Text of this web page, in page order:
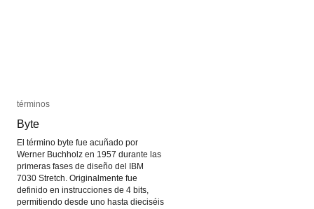
términos
Byte
El término byte fue acuñado por
Werner Buchholz en 1957 durante las
primeras fases de diseño del IBM
7030 Stretch. Originalmente fue
definido en instrucciones de 4 bits,
permitiendo desde uno hasta dieciséis
términos
Byte